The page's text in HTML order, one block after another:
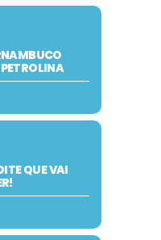
QUE VAI